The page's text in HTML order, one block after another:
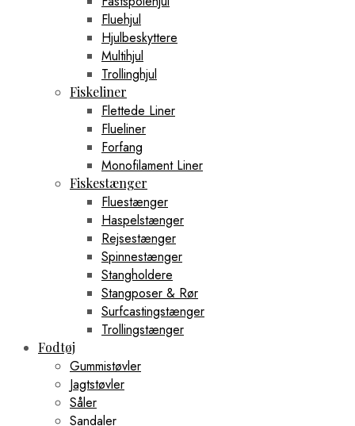
Fluehjul
Hjulbeskyttere
Multihjul
Trollinghjul
Fiskeliner
Flettede Liner
Flueliner
Forfang
Monofilament Liner
Fiskestænger
Fluestænger
Haspelstænger
Rejsestænger
Spinnestænger
Stangholdere
Stangposer & Rør
Surfcastingstænger
Trollingstænger
Fodtøj
Gummistøvler
Jagtstøvler
Såler
Sandaler